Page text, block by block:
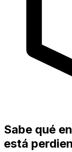
Sabe qué
está